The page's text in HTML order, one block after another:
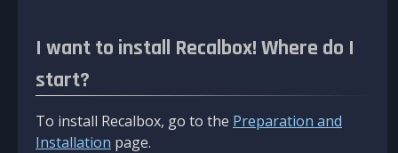
I want to install Recalbox! Where do I
start?
To install Recalbox, go to the Preparation and
Installation page.